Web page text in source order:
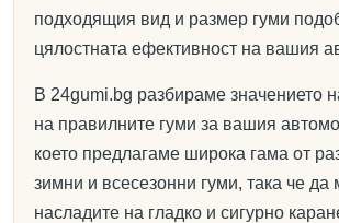
подходящия вид и размер гуми
цялостната ефективност на вашия
В 24gumi.bg разбираме значението
на правилните гуми за вашия
което предлагаме широка гама от
зимни и всесезонни гуми, така че да
насладите на гладко и сигурно